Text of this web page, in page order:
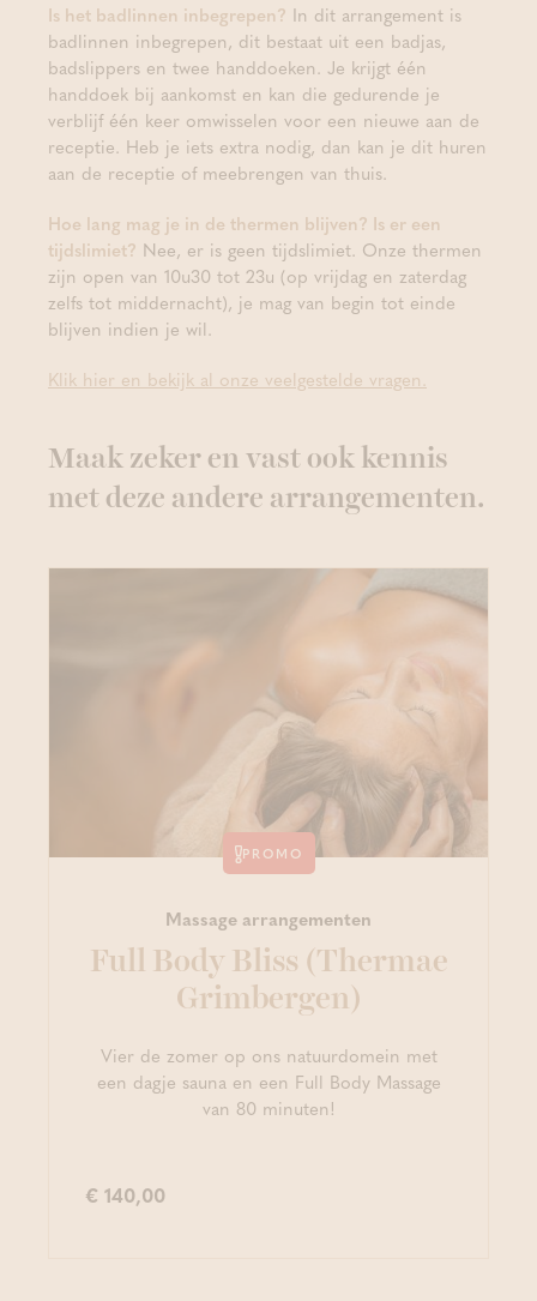
Is het badlinnen inbegrepen? In dit arrangement is
badlinnen inbegrepen, dit bestaat uit een badjas,
badslippers en twee handdoeken. Je krijgt één
handdoek bij aankomst en kan die gedurende je
verblijf één keer omwisselen voor een nieuwe aan de
receptie. Heb je iets extra nodig, dan kan je dit huren
aan de receptie of meebrengen van thuis.
Hoe lang mag je in de thermen blijven? Is er een
tijdslimiet? Nee, er is geen tijdslimiet. Onze thermen
zijn open van 10u30 tot 23u (op vrijdag en zaterdag
zelfs tot middernacht), je mag van begin tot einde
blijven indien je wil.
Klik hier en bekijk al onze veelgestelde vragen.
Maak zeker en vast ook kennis
met deze andere arrangementen.
PROMO
Massage arrangementen
Full Body Bliss (Thermae
Grimbergen)
Vier de zomer op ons natuurdomein met
een dagje sauna en een Full Body Massage
van 80 minuten!
€ 140,00